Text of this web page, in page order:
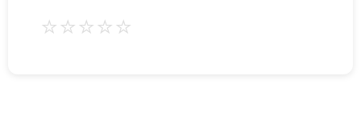
⭐⭐⭐⭐⭐